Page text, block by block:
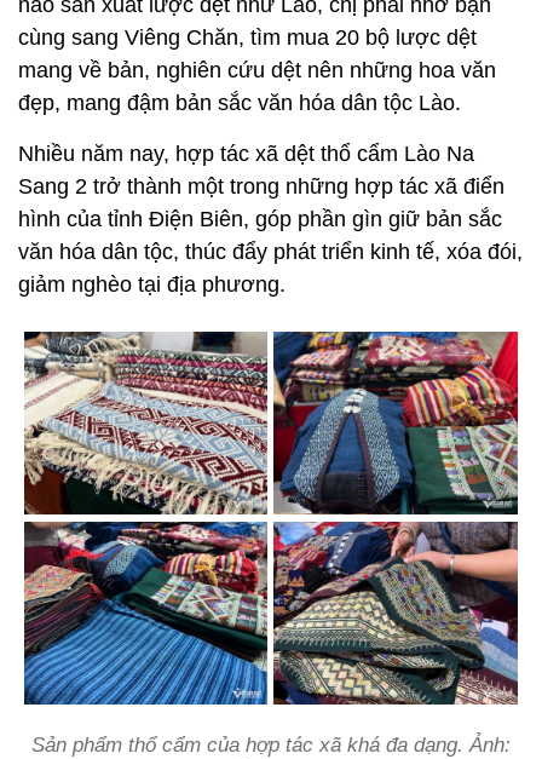
cùng sang Viêng Chăn, tìm mua 20 bộ lược dệt
mang về bản, nghiên cứu dệt nên những hoa văn
đẹp, mang đậm bản sắc văn hóa dân tộc Lào.
Nhiều năm nay, hợp tác xã dệt thổ cẩm Lào Na
Sang 2 trở thành một trong những hợp tác xã điển
hình của tỉnh Điện Biên, góp phần gìn giữ bản sắc
văn hóa dân tộc, thúc đẩy phát triển kinh tế, xóa đói,
giảm nghèo tại địa phương.
Sản phẩm thổ cẩm của hợp tác xã khá đa dạng. Ảnh: